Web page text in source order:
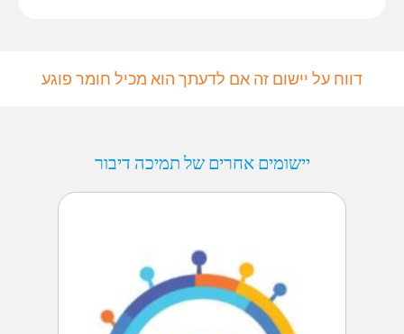
דווח על יישום זה אם לדעתך הוא מכיל חומר פוגע
יישומים אחרים של תמיכה דיבור